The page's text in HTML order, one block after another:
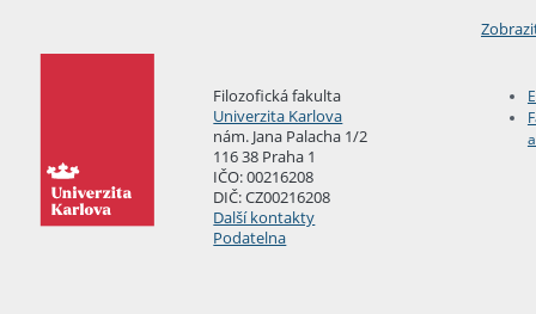
Filozofická fakulta
Univerzita Karlova
nám. Jana Palacha 1/2
116 38 Praha 1
IČO: 00216208
DIČ: CZ00216208
Další kontakty
Podatelna